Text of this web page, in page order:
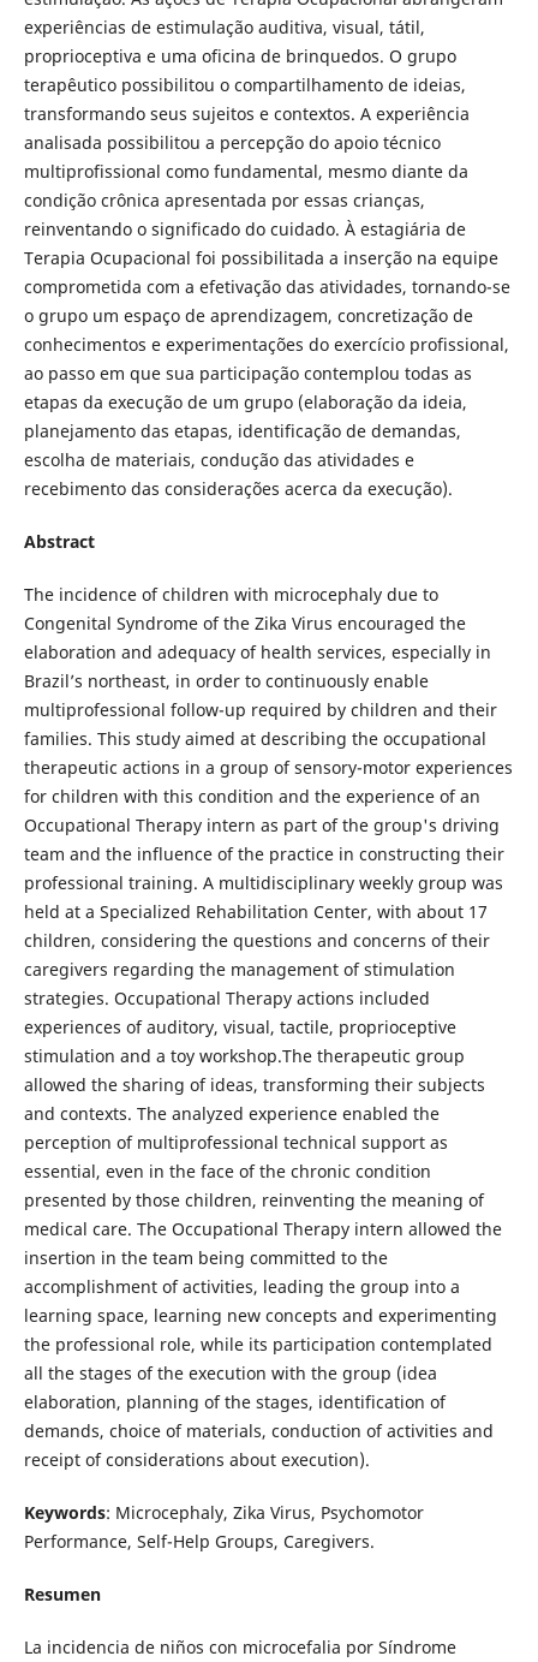
experiências de estimulação auditiva, visual, tátil,
proprioceptiva e uma oficina de brinquedos. O grupo
terapêutico possibilitou o compartilhamento de ideias,
transformando seus sujeitos e contextos. A experiência
analisada possibilitou a percepção do apoio técnico
multiprofissional como fundamental, mesmo diante da
condição crônica apresentada por essas crianças,
reinventando o significado do cuidado. À estagiária de
Terapia Ocupacional foi possibilitada a inserção na equipe
comprometida com a efetivação das atividades, tornando-se
o grupo um espaço de aprendizagem, concretização de
conhecimentos e experimentações do exercício profissional,
ao passo em que sua participação contemplou todas as
etapas da execução de um grupo (elaboração da ideia,
planejamento das etapas, identificação de demandas,
escolha de materiais, condução das atividades e
recebimento das considerações acerca da execução).
Abstract
The incidence of children with microcephaly due to
Congenital Syndrome of the Zika Virus encouraged the
elaboration and adequacy of health services, especially in
Brazil’s northeast, in order to continuously enable
multiprofessional follow-up required by children and their
families. This study aimed at describing the occupational
therapeutic actions in a group of sensory-motor experiences
for children with this condition and the experience of an
Occupational Therapy intern as part of the group's driving
team and the influence of the practice in constructing their
professional training. A multidisciplinary weekly group was
held at a Specialized Rehabilitation Center, with about 17
children, considering the questions and concerns of their
caregivers regarding the management of stimulation
strategies. Occupational Therapy actions included
experiences of auditory, visual, tactile, proprioceptive
stimulation and a toy workshop.The therapeutic group
allowed the sharing of ideas, transforming their subjects
and contexts. The analyzed experience enabled the
perception of multiprofessional technical support as
essential, even in the face of the chronic condition
presented by those children, reinventing the meaning of
medical care. The Occupational Therapy intern allowed the
insertion in the team being committed to the
accomplishment of activities, leading the group into a
learning space, learning new concepts and experimenting
the professional role, while its participation contemplated
all the stages of the execution with the group (idea
elaboration, planning of the stages, identification of
demands, choice of materials, conduction of activities and
receipt of considerations about execution).
Keywords: Microcephaly, Zika Virus, Psychomotor
Performance, Self-Help Groups, Caregivers.
Resumen
La incidencia de niños con microcefalia por Síndrome